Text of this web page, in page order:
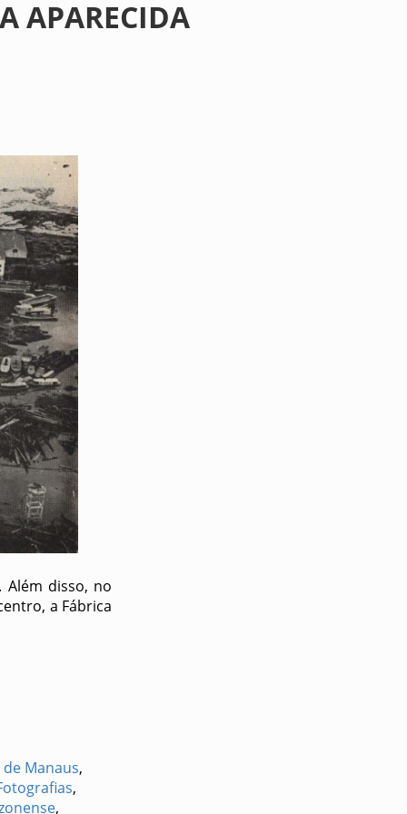
APARECIDA
disso, no
a Fábrica
Manaus,
,
,